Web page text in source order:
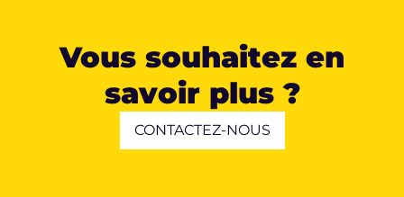
Vous souhaitez en
savoir plus ?
CONTACTEZ-NOUS